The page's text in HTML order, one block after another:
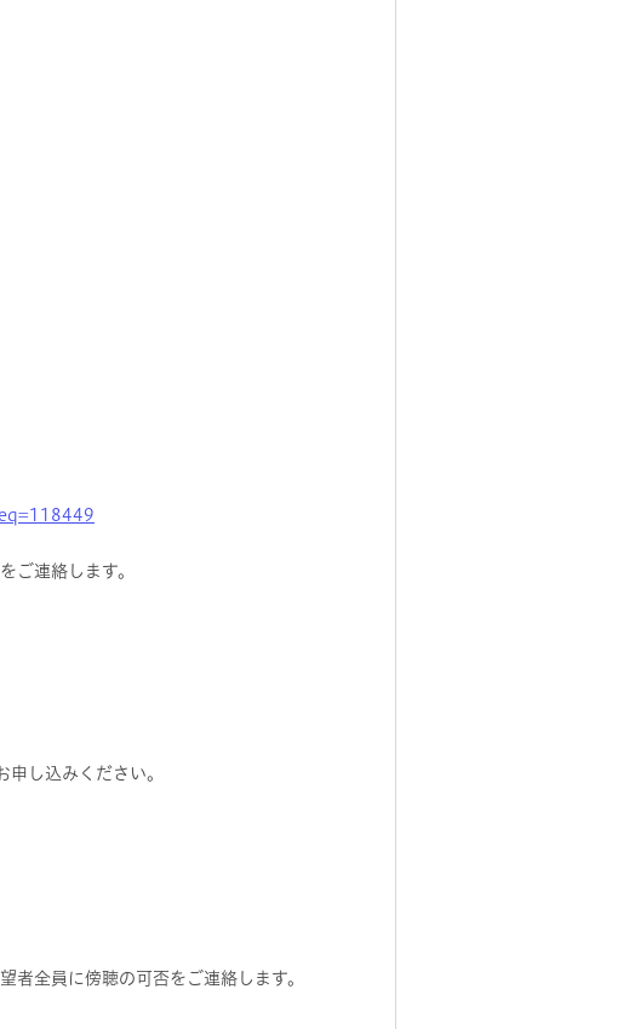
ご連絡します。
し込みください。
全員に傍聴の可否をご連絡します。